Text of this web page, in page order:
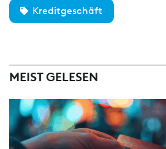
Kreditgeschäft
MEIST GELESEN